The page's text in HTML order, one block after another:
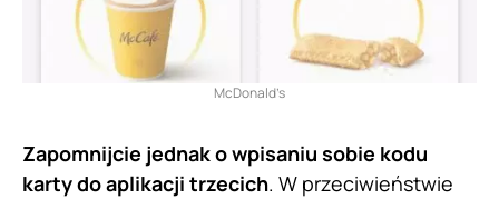
McDonald’s
Zapomnijcie jednak o wpisaniu sobie kodu
karty do aplikacji trzecich. W przeciwieństwie